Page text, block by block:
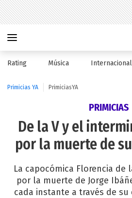
Rating Música
Primicias YA PrimiciasYA
PRIMICIAS
De la V y el
por la muerte de
La capocómica Florencia de
por la muerte de Jorge
cada instante a través de su